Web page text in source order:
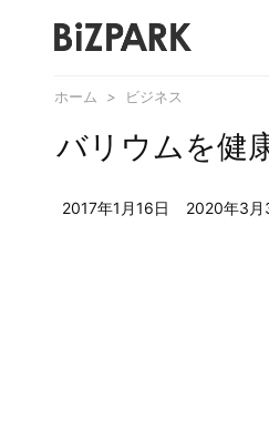
ホーム > ビジネス
バリウムを健
2017年1月16日 2020年3月